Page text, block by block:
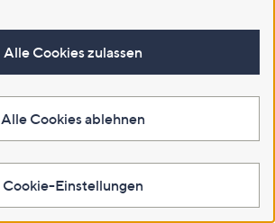
Alle Cookies zulassen
Alle Cookies ablehnen
Cookie-Einstellungen